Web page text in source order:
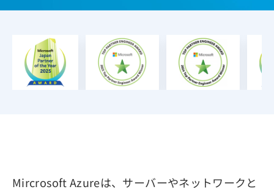
Mircrosoft Azureは、サーバーやネットワークと